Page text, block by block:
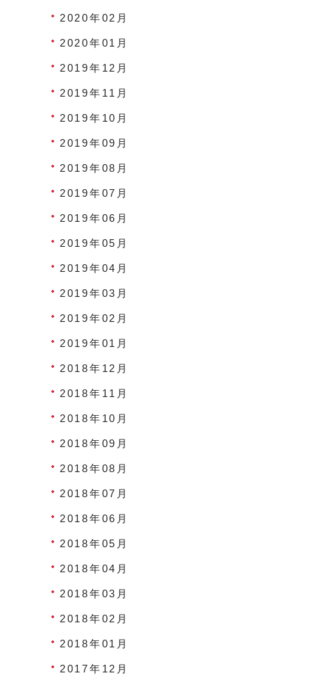
2020年02月
2020年01月
2019年12月
2019年11月
2019年10月
2019年09月
2019年08月
2019年07月
2019年06月
2019年05月
2019年04月
2019年03月
2019年02月
2019年01月
2018年12月
2018年11月
2018年10月
2018年09月
2018年08月
2018年07月
2018年06月
2018年05月
2018年04月
2018年03月
2018年02月
2018年01月
2017年12月